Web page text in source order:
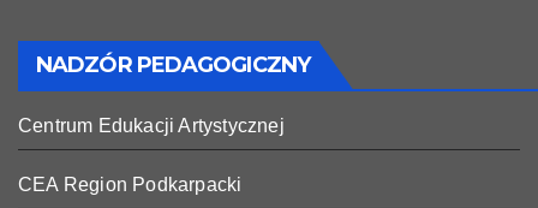
NADZÓR PEDAGOGICZNY
Centrum Edukacji Artystycznej
CEA Region Podkarpacki